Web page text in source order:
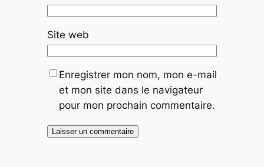
Site web
Enregistrer mon nom, mon e-mail
et mon site dans le navigateur
pour mon prochain commentaire.